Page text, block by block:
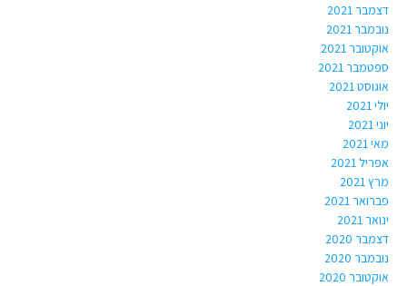
דצמבר 2021
נובמבר 2021
אוקטובר 2021
ספטמבר 2021
אוגוסט 2021
יולי 2021
יוני 2021
מאי 2021
אפריל 2021
מרץ 2021
פברואר 2021
ינואר 2021
דצמבר 2020
נובמבר 2020
אוקטובר 2020